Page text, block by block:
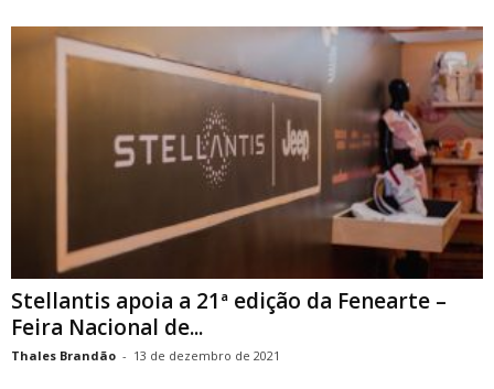
Stellantis apoia a 21ª edição da Fenearte –
Feira Nacional de...
Thales Brandão - 13 de dezembro de 2021